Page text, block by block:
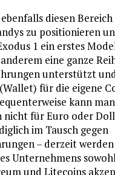
diesen Bereich
zu positionieren
1 ein erstes
eine ganze
unterstützt
für die eigene
kann
nicht für Euro oder
im Tausch gegen
– derzeit
Unternehmens
und Litecoins